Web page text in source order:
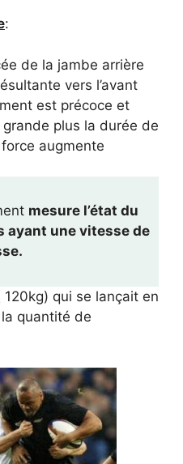
:
de la jambe arrière
vers l’avant
est précoce et
plus la durée de
augmente
mesure l’état du
ayant une vitesse de
qui se lançait en
quantité de